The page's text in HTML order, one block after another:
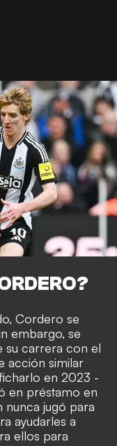
Cordero se
embargo, se
su carrera con el
acción similar
en 2023 -
en préstamo en
jugó para
ayudarles a
ellos para